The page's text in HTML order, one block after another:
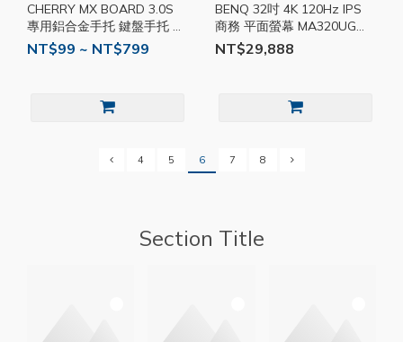
CHERRY MX BOARD 3.0S
專用鋁合金手托 鍵盤手托 增
高腳墊 CHER22
NT$99 ~ NT$799
BENQ 32吋 4K 120Hz IPS
商務 平面螢幕 MA320UG
BQ086
NT$29,888
4 5 6 7 8
Section Title